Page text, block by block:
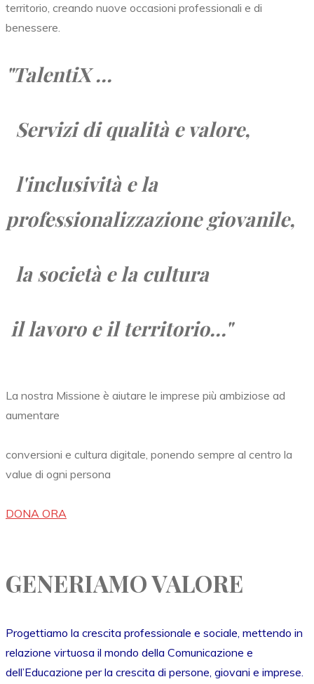
territorio, creando nuove occasioni professionali e di
benessere.
"TalentiX ...
Servizi di qualità e valore,
l'inclusività e la
professionalizzazione giovanile,
la società ela cultura
il lavoro eil territorio..."
La nostra Missione è aiutare le imprese più ambiziose ad
aumentare
conversioni e cultura digitale, ponendo sempre al centro la
value di ogni persona
DONA ORA
GENERIAMO VALORE
Progettiamo la crescita professionale e sociale, mettendo in
relazione virtuosa il mondo della Comunicazione e
dell’Educazione per la crescita di persone, giovani e imprese.